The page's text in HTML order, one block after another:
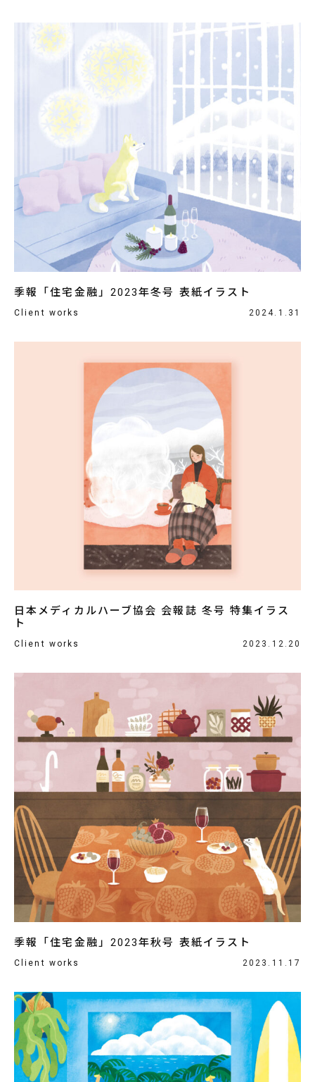
季報「住宅金融」2023年冬号 表紙イラスト
Client works 2024.1.31
日本メディカルハーブ協会 会報誌 冬号 特集イラス
ト
Client works 2023.12.20
季報「住宅金融」2023年秋号 表紙イラスト
Client works 2023.11.17